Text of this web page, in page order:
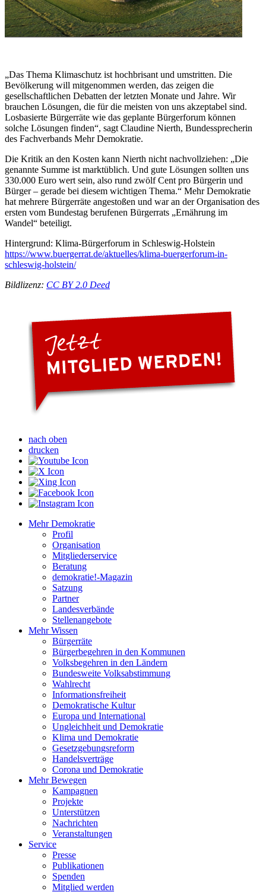
„Das Thema Klimaschutz ist hochbrisant und umstritten. Die
Bevölkerung will mitgenommen werden, das zeigen die
gesellschaftlichen Debatten der letzten Monate und Jahre. Wir
brauchen Lösungen, die für die meisten von uns akzeptabel sind.
Losbasierte Bürgerräte wie das geplante Bürgerforum können
solche Lösungen finden“, sagt Claudine Nierth, Bundessprecherin
des Fachverbands Mehr Demokratie.
Die Kritik an den Kosten kann Nierth nicht nachvollziehen: „Die
genannte Summe ist marktüblich. Und gute Lösungen sollten uns
330.000 Euro wert sein, also rund zwölf Cent pro Bürgerin und
Bürger – gerade bei diesem wichtigen Thema.“ Mehr Demokratie
hat mehrere Bürgerräte angestoßen und war an der Organisation des
ersten vom Bundestag berufenen Bürgerrats „Ernährung im
Wandel“ beteiligt.
Hintergrund: Klima-Bürgerforum in Schleswig-Holstein
https://www.buergerrat.de/aktuelles/klima-buergerforum-in-
schleswig-holstein/
Bildlizenz: CC BY 2.0 Deed
nach oben
drucken
Mehr Demokratie
Profil
Organisation
Mitgliederservice
Beratung
demokratie!-Magazin
Satzung
Partner
Landesverbände
Stellenangebote
Mehr Wissen
Bürgerräte
Bürgerbegehren in den Kommunen
Volksbegehren in den Ländern
Bundesweite Volksabstimmung
Wahlrecht
Informationsfreiheit
Demokratische Kultur
Europa und International
Ungleichheit und Demokratie
Klima und Demokratie
Gesetzgebungsreform
Handelsverträge
Corona und Demokratie
Mehr Bewegen
Kampagnen
Projekte
Unterstützen
Nachrichten
Veranstaltungen
Service
Presse
Publikationen
Spenden
Mitglied werden